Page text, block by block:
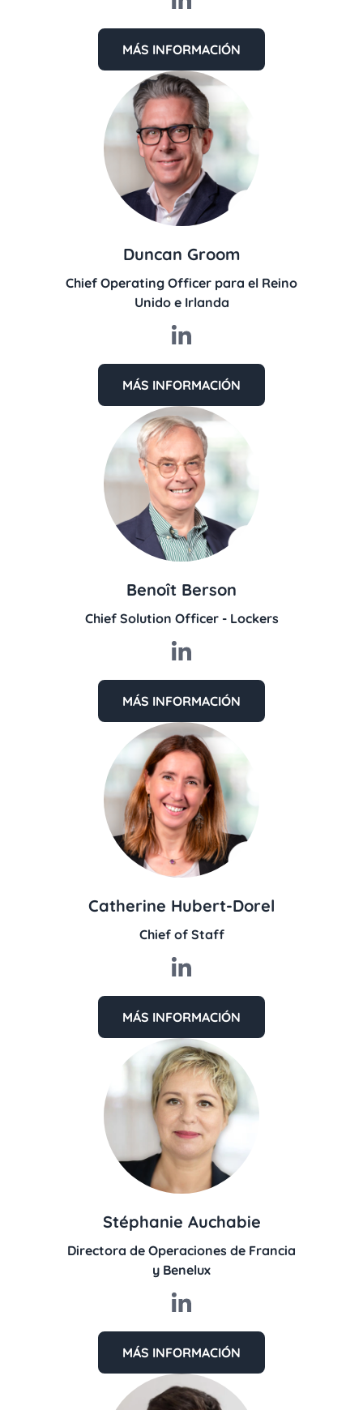
MÁS INFORMACIÓN
Duncan Groom
Chief Operating Officer para el Reino
Unido e Irlanda
MÁS INFORMACIÓN
Benoît Berson
Chief Solution Officer - Lockers
MÁS INFORMACIÓN
Catherine Hubert-Dorel
Chief of Staff
MÁS INFORMACIÓN
Stéphanie Auchabie
Directora de Operaciones de Francia
y Benelux
MÁS INFORMACIÓN